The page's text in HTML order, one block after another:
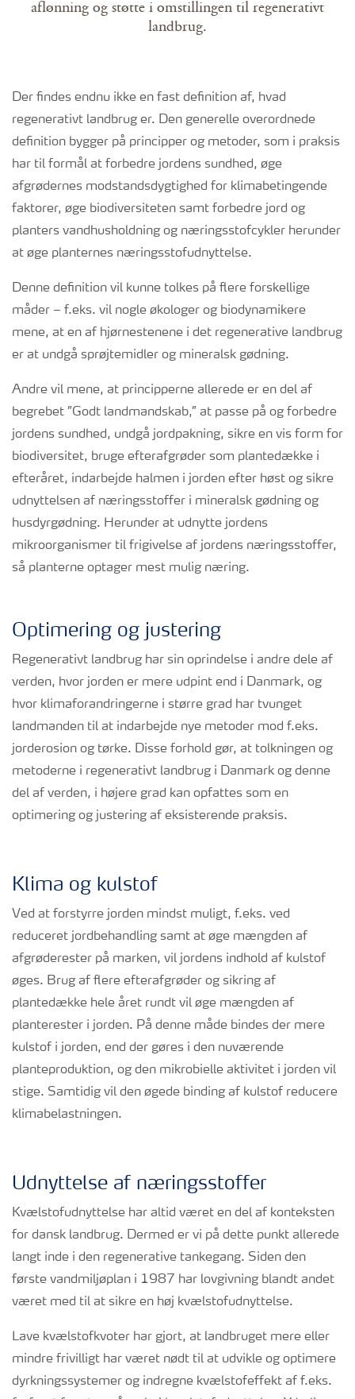
aflønning og støtte i omstillingen til regenerativt
landbrug.
Der findes endnu ikke en fast definition af, hvad
regenerativt landbrug er. Den generelle overordnede
definition bygger på principper og metoder, som i praksis
har til formål at forbedre jordens sundhed, øge
afgrødernes modstandsdygtighed for klimabetingende
faktorer, øge biodiversiteten samt forbedre jord og
planters vandhusholdning og næringsstofcykler herunder
at øge planternes næringsstofudnyttelse.
Denne definition vil kunne tolkes på flere forskellige
måder – f.eks. vil nogle økologer og biodynamikere
mene, at en af hjørnestenene i det regenerative landbrug
er at undgå sprøjtemidler og mineralsk gødning.
Andre vil mene, at principperne allerede er en del af
begrebet ”Godt landmandskab,” at passe på og forbedre
jordens sundhed, undgå jordpakning, sikre en vis form for
biodiversitet, bruge efterafgrøder som plantedække i
efteråret, indarbejde halmen i jorden efter høst og sikre
udnyttelsen af næringsstoffer i mineralsk gødning og
husdyrgødning. Herunder at udnytte jordens
mikroorganismer til frigivelse af jordens næringsstoffer,
så planterne optager mest mulig næring.
Optimering og justering
Regenerativt landbrug har sin oprindelse i andre dele af
verden, hvor jorden er mere udpint end i Danmark, og
hvor klimaforandringerne i større grad har tvunget
landmanden til at indarbejde nye metoder mod f.eks.
jorderosion og tørke. Disse forhold gør, at tolkningen og
metoderne i regenerativt landbrug i Danmark og denne
del af verden, i højere grad kan opfattes som en
optimering og justering af eksisterende praksis.
Klima og kulstof
Ved at forstyrre jorden mindst muligt, f.eks. ved
reduceret jordbehandling samt at øge mængden af
afgrøderester på marken, vil jordens indhold af kulstof
øges. Brug af flere efterafgrøder og sikring af
plantedække hele året rundt vil øge mængden af
planterester i jorden. På denne måde bindes der mere
kulstof i jorden, end der gøres i den nuværende
planteproduktion, og den mikrobielle aktivitet i jorden vil
stige. Samtidig vil den øgede binding af kulstof reducere
klimabelastningen.
Udnyttelse af næringsstoffer
Kvælstofudnyttelse har altid været en del af konteksten
for dansk landbrug. Dermed er vi på dette punkt allerede
langt inde i den regenerative tankegang. Siden den
første vandmiljøplan i 1987 har lovgivning blandt andet
været med til at sikre en høj kvælstofudnyttelse.
Lave kvælstofkvoter har gjort, at landbruget mere eller
mindre frivilligt har været nødt til at udvikle og optimere
dyrkningssystemer og indregne kvælstofeffekt af f.eks.